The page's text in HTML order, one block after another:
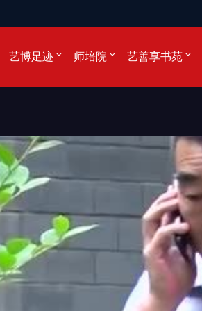
艺博足迹 师培院 艺善享书苑